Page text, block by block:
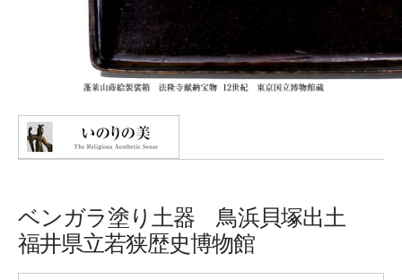
ベンガラ塗り土器 鳥浜貝塚出土
福井県立若狭歴史博物館